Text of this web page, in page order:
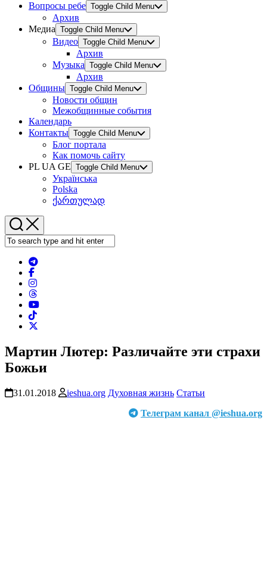
Вопросы ребе Toggle Child Menu
Архив
Медиа Toggle Child Menu
Видео Toggle Child Menu
Архив
Музыка Toggle Child Menu
Архив
Общины Toggle Child Menu
Новости общин
Межобщинные события
Календарь
Контакты Toggle Child Menu
Блог портала
Как помочь сайту
PL UA GE Toggle Child Menu
Українська
Polska
ქართულად
Мартин Лютер: Различайте эти страхи
Божьи
31.01.2018 ieshua.org Духовная жизнь Статьи
Телеграм канал @ieshua.org